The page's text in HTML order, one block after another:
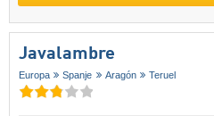
Javalambre
Europa Spanje Aragón Teruel